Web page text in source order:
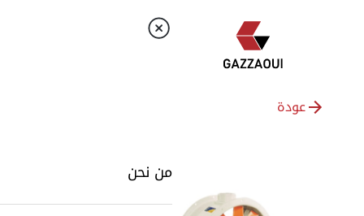
من نحن
عودة